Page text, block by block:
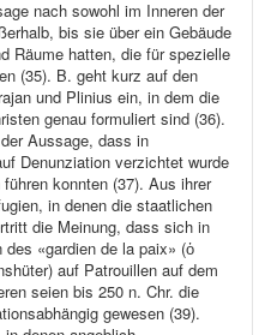
nach sowohl im Inneren der
bis sie über ein Gebäude
Räume hatten, die für spezielle
(35). B. geht kurz auf den
und Plinius ein, in dem die
genau formuliert sind (36).
Aussage, dass in
Denunziation verzichtet wurde
konnten (37). Aus ihrer
in denen die staatlichen
die Meinung, dass sich in
«gardien de la paix» (ὁ
auf Patrouillen auf dem
seien bis 250 n. Chr. die
gewesen (39).